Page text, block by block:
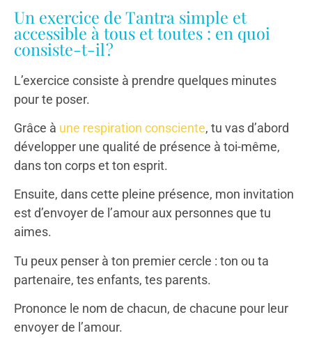
Un exercice de Tantra simple et
accessible à tous et toutes : en quoi
consiste-t-il ?
L’exercice consiste à prendre quelques minutes
pour te poser.
Grâce à une respiration consciente, tu vas d’abord
développer une qualité de présence à toi-même,
dans ton corps et ton esprit.
Ensuite, dans cette pleine présence, mon invitation
est d’envoyer de l’amour aux personnes que tu
aimes.
Tu peux penser à ton premier cercle : ton ou ta
partenaire, tes enfants, tes parents.
Prononce le nom de chacun, de chacune pour leur
envoyer de l’amour.